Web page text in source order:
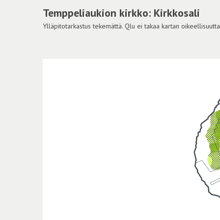
Temppeliaukion kirkko: Kirkkosali
Ylläpitotarkastus tekemättä. Qlu ei takaa kartan